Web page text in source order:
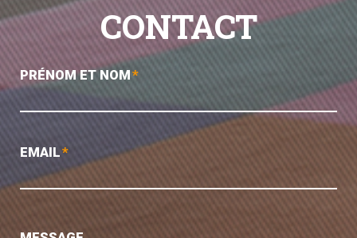
CONTACT
PRÉNOM ET NOM*
EMAIL*